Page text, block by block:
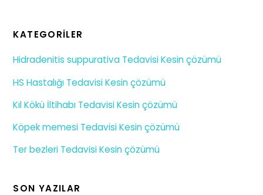
KATEGORILER
Hidradenitis suppurativa Tedavisi Kesin çözümü
HS Hastalığı Tedavisi Kesin çözümü
Kıl Kökü İltihabı Tedavisi Kesin çözümü
Köpek memesi Tedavisi Kesin çözümü
Ter bezleri Tedavisi Kesin çözümü
SON YAZILAR